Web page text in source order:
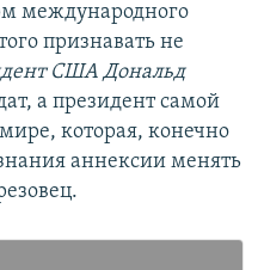
международного
признавать не
США Дональд
а президент самой
которая, конечно
аннексии менять